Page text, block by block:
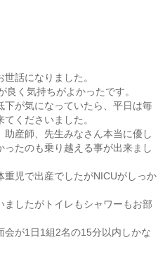
話になりました。
く気持ちがよかったです。
下が気になっていたら、平日は毎
くださいました。
産師、先生みなさん本当に優し
ったのも乗り越える事が出来まし
児で出産でしたがNICUがしっか
したがトイレもシャワーもお部
が1日1組2名の15分以内しかな